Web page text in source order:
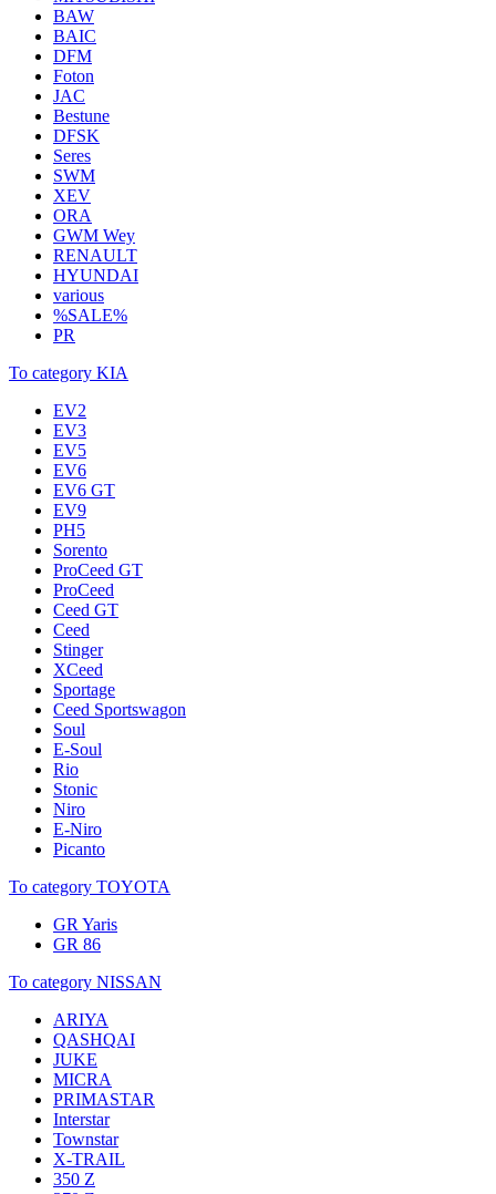
BAW
BAIC
DFM
Foton
JAC
Bestune
DFSK
Seres
SWM
XEV
ORA
GWM Wey
RENAULT
HYUNDAI
various
%SALE%
PR
To category KIA
EV2
EV3
EV5
EV6
EV6 GT
EV9
PH5
Sorento
ProCeed GT
ProCeed
Ceed GT
Ceed
Stinger
XCeed
Sportage
Ceed Sportswagon
Soul
E-Soul
Rio
Stonic
Niro
E-Niro
Picanto
To category TOYOTA
GR Yaris
GR 86
To category NISSAN
ARIYA
QASHQAI
JUKE
MICRA
PRIMASTAR
Interstar
Townstar
X-TRAIL
350 Z